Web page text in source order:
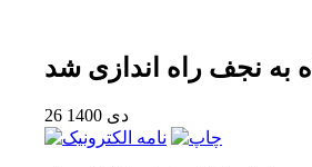
به نجف راه اندازی شد
26 دی 1400